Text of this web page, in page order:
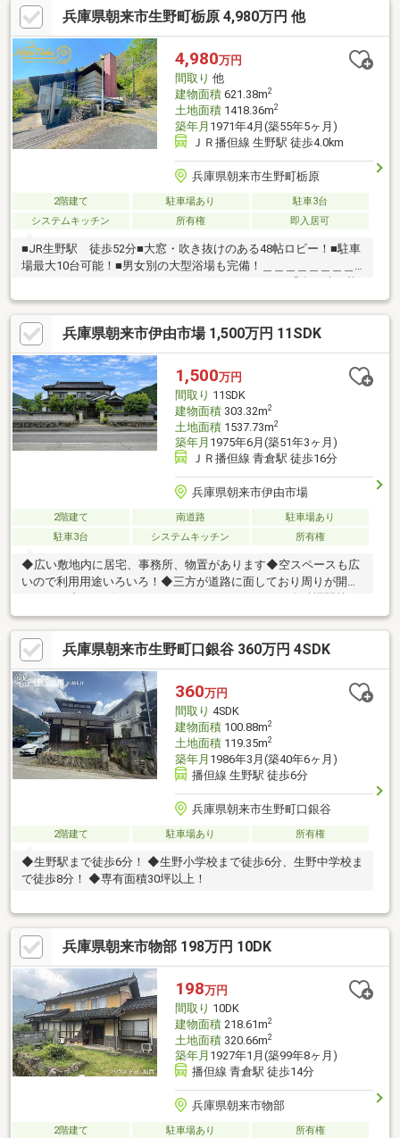
＼敷地１５３．６９坪の中古戸建／※築年数は、登記では確認で
きないため朝来市に確認したものを記載しています。※5筆あり
（3筆宅地508㎡、用悪水路6.1㎡）※現況渡し※法定外公共物あり
現地案内随時受け付けております！是非、お問い合わせくださ
い。
兵庫県朝来市生野町栃原 4,980万円 他
4,980万円
間取り 他
建物面積621.38m2
土地面積1418.36m2
築年月 1971年4月(築55年5ヶ月)
ＪＲ播但線 生野駅 徒歩4.0km
兵庫県朝来市生野町栃原
2階建て 駐車場あり
駐車3台
システムキッチン
所有権 即入居可
■JR生野駅 徒歩52分■大窓・吹き抜けのある48帖ロビー！■駐車
場最大10台可能！■男女別の大型浴場も完備！＿＿＿＿＿＿＿＿
＿＿＿＿＿＿＿＿＿＿＿＿＿＿＿＿☆ HitoToki 「人と時、暮
らしを守るおうち屋さん」 ・人（これから出会う人）と ・
時（その出会った方の人生）を、 私達が提供する学びの場で得
られる「知識や体験」で 将来のお金に対する不安を無くしても
らいたい。 私達は、そんな理念を持った不動産会社です。 駐
車場・キッズスペースをご用意しております♪ お時間や曜日には
柔軟に対応いたしますので、 まずはお気軽にご連絡ください♪
兵庫県朝来市伊由市場 1,500万円 11SDK
1,500万円
間取り 11SDK
建物面積303.32m2
土地面積1537.73m2
築年月 1975年6月(築51年3ヶ月)
ＪＲ播但線 青倉駅 徒歩16分
兵庫県朝来市伊由市場
2階建て 南道路
駐車場あり
駐車3台
システムキッチン 所有権
◆広い敷地内に居宅、事務所、物置があります◆空スペースも広
いので利用用途いろいろ！◆三方が道路に面しており周りが開け
で車で５分！◆１１ＳＤＫと部屋数たくさん！
兵庫県朝来市生野町口銀谷 360万円 4SDK
360万円
間取り 4SDK
建物面積100.88m2
土地面積119.35m2
築年月 1986年3月(築40年6ヶ月)
播但線 生野駅 徒歩6分
兵庫県朝来市生野町口銀谷
2階建て 駐車場あり 所有権
◆生野駅まで徒歩6分！ ◆生野小学校まで徒歩6分、生野中学校ま
で徒歩8分！ ◆専有面積30坪以上！
兵庫県朝来市物部 198万円 10DK
198万円
間取り 10DK
建物面積218.61m2
土地面積320.66m2
築年月 1927年1月(築99年8ヶ月)
播但線 青倉駅 徒歩14分
兵庫県朝来市物部
2階建て 駐車場あり
所有権